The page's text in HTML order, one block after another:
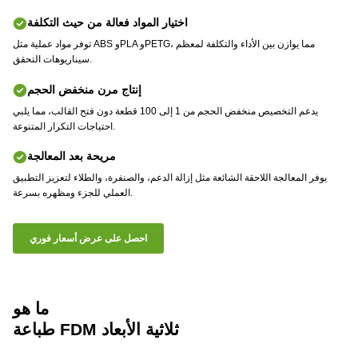
اختيار المواد فعالة من حيث التكلفة
توفر مواد عملية مثل ABS وPLA وPETG، مما يوازن بين الأداء والتكلفة لمعظم
سيناريوهات التحقق.
إنتاج مرن منخفض الحجم
يدعم التخصيص منخفض الحجم من 1 إلى 100 قطعة دون فتح القالب، مما يلبي
مريحة بعد المعالجة
يوفر المعالجة اللاحقة الشائعة مثل إزالة الدعم، والصنفرة، والطلاء لتعزيز التطبيق
العملي للجزء ومظهره بسرعة.
احصل على عرض أسعار فوري
ما هو
طباعة FDM ثلاثية الأبعاد